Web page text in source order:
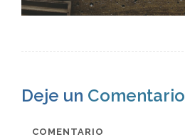
Deje un Comentario
COMENTARIO